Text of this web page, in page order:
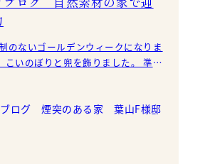
のないゴールデンウィークになりま
こいのぼりと兜を飾りました。 準備